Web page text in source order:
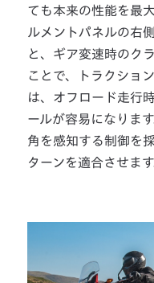
ても本来の性能を最
ルメントパネルの右
と、ギア変速時のク
ことで、トラクショ
は、オフロード走行
ールが容易になりま
角を感知する制御を
ターンを適合させます